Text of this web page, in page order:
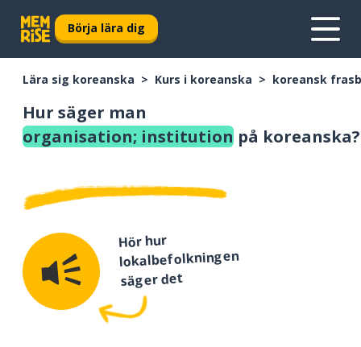
Börja lära dig
Lära sig koreanska Kurs i koreanska koreansk
Hur säger man
organisation; institution på koreanska?
Hör hur
lokalbefolkningen
säger det